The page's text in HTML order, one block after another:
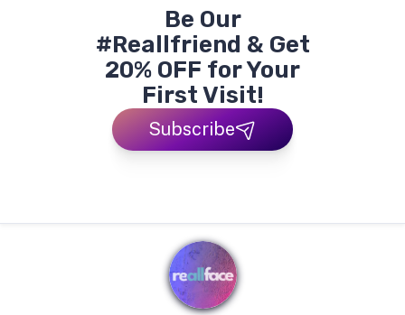
Be Our
#Reallfriend & Get
20% OFF for Your
First Visit!
Subscribe